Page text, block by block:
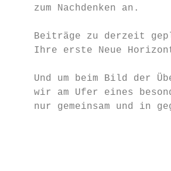
    zum Nachdenken an.
Beiträge zu derzeit
Ihre erste Neue
Und um beim Bild der
wir am Ufer eines
nur gemeinsam und in